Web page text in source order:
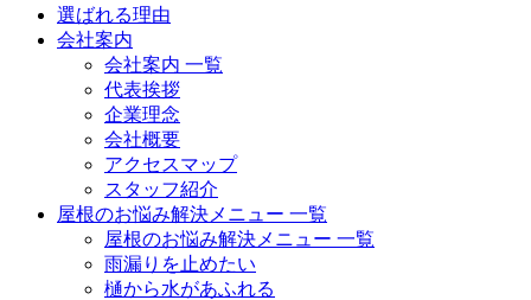
選ばれる理由
会社案内
会社案内 一覧
代表挨拶
企業理念
会社概要
アクセスマップ
スタッフ紹介
屋根のお悩み解決メニュー 一覧
屋根のお悩み解決メニュー 一覧
雨漏りを止めたい
樋から水があふれる